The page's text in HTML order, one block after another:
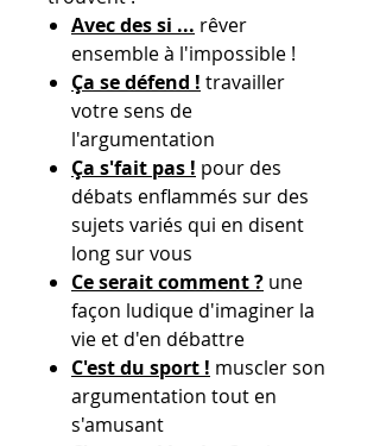
Avec des si ... rêver
ensemble à l'impossible !
Ça se défend ! travailler
votre sens de
l'argumentation
Ça s'fait pas ! pour des
débats enflammés sur des
sujets variés qui en disent
long sur vous
Ce serait comment ? une
façon ludique d'imaginer la
vie et d'en débattre
C'est du sport ! muscler son
argumentation tout en
s'amusant